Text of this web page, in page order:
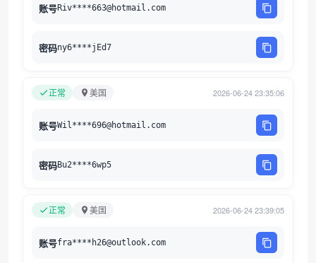
账号Riv****663@hotmail.com
密码ny6****jEd7
正常 美国 2026-06-24 23:35:06
账号Wil****696@hotmail.com
密码Bu2****6wp5
正常 美国 2026-06-24 23:39:05
账号fra****h26@outlook.com